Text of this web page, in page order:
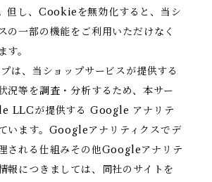
但し、Cookieを無効化すると、当シ
の一部の機能をご利用いただけなく
す。
プは、当ショップサービスが提供する
況等を調査・分析するため、本サー
LLCが提供する Google アナリテ
います。Googleアナリティクスでデ
される仕組みその他Googleアナリテ
報につきましては、同社のサイトを